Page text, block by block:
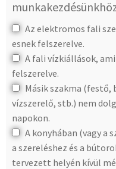
Az elektromos fali
esnek felszerelve.
A fali vízkiállások,
felszerelve.
Másik szakma
vízszerelő, stb.) nem
napokon.
A konyhában (vagy a
a szereléshez és a
tervezett helyén kívül